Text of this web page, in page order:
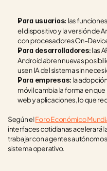
Para usuarios: las
el dispositivo y la versión de
con procesadores On-
Para desarrolladores: las
Android abren nuevas
usen IA del sistema sin
Para empresas: la
móvil cambia la forma en
web y aplicaciones, lo que
Según el Foro Económico
interfaces cotidianas acelerará
trabajar con agentes autónomos
sistema operativo.